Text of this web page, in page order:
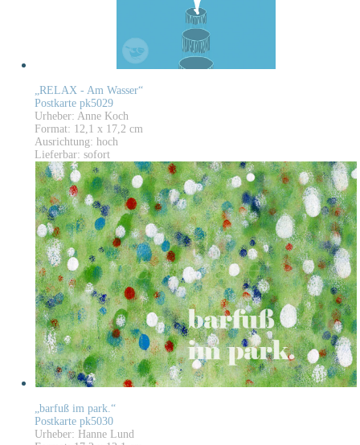
„RELAX - Am Wasser“
Postkarte pk5029
Urheber: Anne Koch
Format: 12,1 x 17,2 cm
Ausrichtung: hoch
Lieferbar: sofort
„barfuß im park.“
Postkarte pk5030
Urheber: Hanne Lund